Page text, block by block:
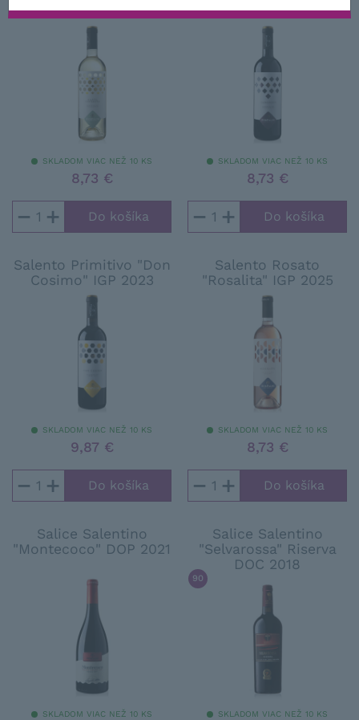
2024
SKLADOM VIAC NEŽ 10 KS
8,73 €
− +
SKLADOM VIAC NEŽ 10 KS
8,73 €
− +
Salento Primitivo "Don
Cosimo" IGP 2023
SKLADOM VIAC NEŽ 10 KS
9,87 €
− +
Salento Rosato
"Rosalita" IGP 2025
SKLADOM VIAC NEŽ 10 KS
8,73 €
− +
Salice Salentino
"Montecoco" DOP 2021
SKLADOM VIAC NEŽ 10 KS
Salice Salentino
"Selvarossa" Riserva
DOC 2018
90
SKLADOM VIAC NEŽ 10 KS